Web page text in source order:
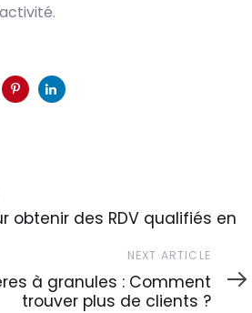
obtenir des RDV qualifiés en
NEXT ARTICLE
à granules : Comment
trouver plus de clients ?